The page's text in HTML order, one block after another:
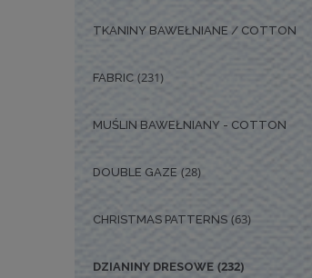
TKANINY BAWEŁNIANE / COTTON
FABRIC (231)
MUŚLIN BAWEŁNIANY - COTTON
DOUBLE GAZE (28)
CHRISTMAS PATTERNS (63)
DZIANINY DRESOWE (232)